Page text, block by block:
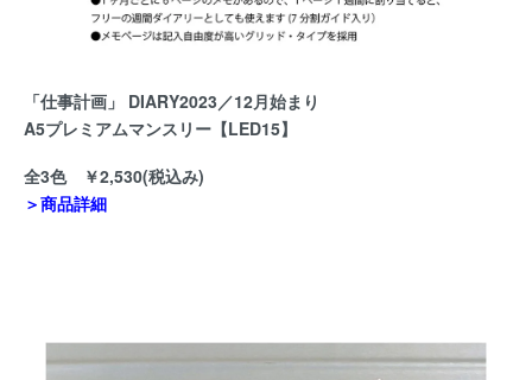
「仕事計画」 DIARY2023／12月始まり
A5プレミアムマンスリー【LED15】
全3色 ￥2,530(税込み)
＞商品詳細